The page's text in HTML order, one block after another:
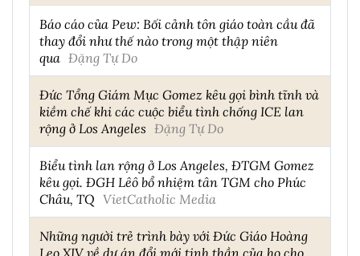
Báo cáo của Pew: Bối cảnh tôn giáo toàn cầu đã
thay đổi như thế nào trong một thập niên
qua Đặng Tự Do
Đức Tổng Giám Mục Gomez kêu gọi bình tĩnh và
kiềm chế khi các cuộc biểu tình chống ICE lan
rộng ở Los Angeles Đặng Tự Do
Biểu tình lan rộng ở Los Angeles, ĐTGM Gomez
kêu gọi. ĐGH Lêô bổ nhiệm tân TGM cho Phúc
Châu, TQ VietCatholic Media
Những người trẻ trình bày với Đức Giáo Hoàng